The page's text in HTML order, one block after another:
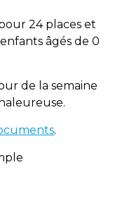
24 places et
âgés de 0
de la semaine
.